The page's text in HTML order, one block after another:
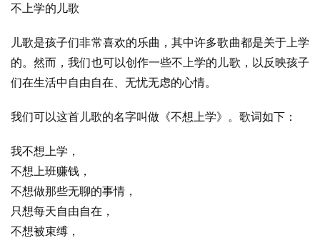
不上学的儿歌
儿歌是孩子们非常喜欢的乐曲，其中许多歌曲都是关于上学
的。然而，我们也可以创作一些不上学的儿歌，以反映孩子
们在生活中自由自在、无忧无虑的心情。
我们可以这首儿歌的名字叫做《不想上学》。歌词如下：
我不想上学，
不想上班赚钱，
不想做那些无聊的事情，
只想每天自由自在，
不想被束缚，